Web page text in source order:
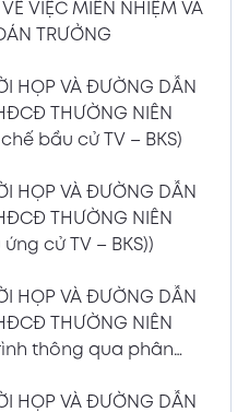
VÀ ĐƯỜNG DẪN TÀI
NIÊN NĂM 2024
NIÊN NĂM 2024
viên BKS)
Xem PDF
VÀ ĐƯỜNG DẪN TÀI
NIÊN NĂM 2024
ĐHĐCĐ)
Xem PDF
VIỆC MIỄN NHIỆM VÀ
TRƯỞNG
HỌP VÀ ĐƯỜNG DẪN
THƯỜNG NIÊN
bầu cử TV – BKS)
HỌP VÀ ĐƯỜNG DẪN
THƯỜNG NIÊN
cử TV – BKS))
HỌP VÀ ĐƯỜNG DẪN
THƯỜNG NIÊN
thông qua phân
HỌP VÀ ĐƯỜNG DẪN